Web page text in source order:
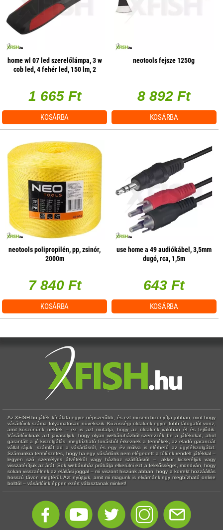
home wl 07 led szerelőlámpa, 3 w
cob led, 4 fehér led, 150 lm, 2
1 665 Ft
KOSÁRBA
neotools fejsze 1250g
8 892 Ft
KOSÁRBA
neotools polipropilén, pp, zsinór,
2000m
7 840 Ft
KOSÁRBA
use home a 49 audiókábel, 3,5mm
dugó, rca, 1,5m
643 Ft
KOSÁRBA
Az XFISH.hu játék kínálata egyre népszerűbb, és ezt mi sem bizonyítja jobban, mint hogy
vásárlóink száma folyamatosan növekszik. Közösségi oldalunk egyre több látogatót vonz,
amit köszönünk nektek – ez is azt mutatja, hogy az oldalunk valóban él és fejlődik.
Vásárlóinknak azt javasoljuk, hogy olyan webáruházból szerezzék be a játékokat, ahol
garantált a jó kiszolgálás, megbízható forrásból érkeznek a termékek, az eladó garanciát
vállal rájuk, számlát ad a vásárlásról, és egy év múlva is elérhető az ügyfélszolgálat.
Számunkra természetes, hogy ha egy vásárlónk nem elégedett a tőlünk rendelt játékkal –
legyen szó személyes átvételről vagy házhoz szállításról –, akkor kicseréljük vagy
visszatérítjük az árát. Sok webáruház próbálja elkerülni ezt a felelősséget, mondván, hogy
sokan visszaélnek az elállási joggal – mi viszont hiszünk abban, hogy a korrekt hozzáállás
hosszú távon megtérül. Azt nyújtjuk, amit mi magunk is elvárnánk egy megbízható online
bolttól – vásárlóink éppen ezért választanak minket!